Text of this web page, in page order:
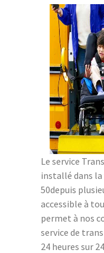
Le service
installé dans la
50depuis
accessible à
permet à nos
service de
24 heures sur